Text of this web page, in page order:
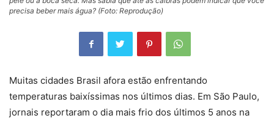
precisa beber mais água? (Foto: Reprodução)
Muitas cidades Brasil afora estão enfrentando
temperaturas baixíssimas nos últimos dias. Em São Paulo,
jornais reportaram o dia mais frio dos últimos 5 anos na